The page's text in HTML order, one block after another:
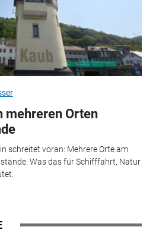
mehreren Orten
schreitet voran: Mehrere Orte am
Was das für Schifffahrt, Natur